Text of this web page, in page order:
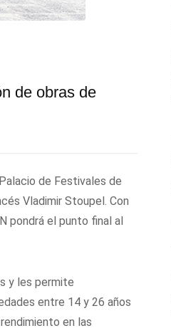
de obras de
de Festivales de
Vladimir Stoupel. Con
pondrá el punto final al
y les permite
entre 14 y 26 años
en las